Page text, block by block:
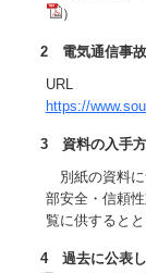
）
2 電気通信事故
URL
https://
3 資料の入手
別紙の資料に
部安全・信頼
覧に供すると
4 過去に公表し